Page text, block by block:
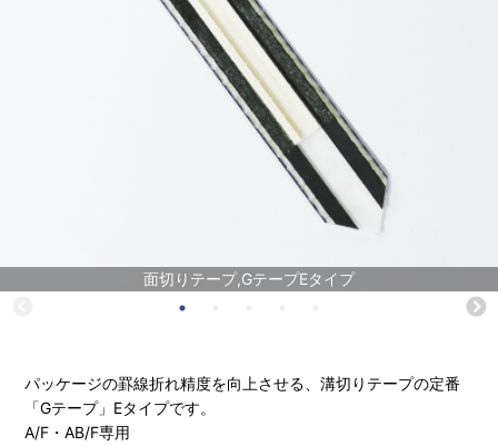
面切りテープ,GテープEタイプ
パッケージの罫線折れ精度を向上させる、溝切りテープの定番
「Gテープ」Eタイプです。
A/F・AB/F専用